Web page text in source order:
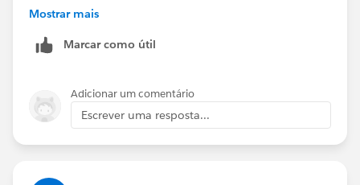
their additional fields in their prospect account.
Mostrar mais
Marcar como útil
Adicionar um comentário
Escrever uma resposta...